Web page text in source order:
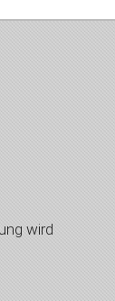
wird